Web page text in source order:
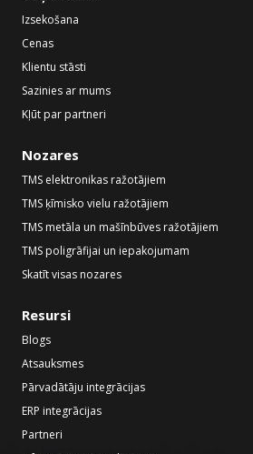
Izsekošana
Cenas
Klientu stāsti
Sazinies ar mums
Kļūt par partneri
Nozares
TMS elektronikas ražotājiem
TMS ķīmisko vielu ražotājiem
TMS metāla un mašīnbūves ražotājiem
TMS poligrāfijai un iepakojumam
Skatīt visas nozares
Resursi
Blogs
Atsauksmes
Pārvadātāju integrācijas
ERP integrācijas
Partneri